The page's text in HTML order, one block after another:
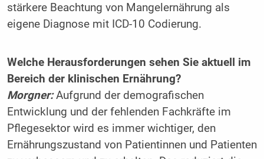
stärkere Beachtung von Mangelernährung als
eigene Diagnose mit ICD-10 Codierung.
Welche Herausforderungen sehen Sie aktuell im
Bereich der klinischen Ernährung?
Morgner:Aufgrund der demografischen
Entwicklung und der fehlenden Fachkräfte im
Pflegesektor wird es immer wichtiger, den
Ernährungszustand von Patientinnen und Patienten